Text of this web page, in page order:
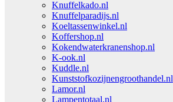
Knuffelkado.nl
Knuffelparadijs.nl
Koeltassenwinkel.nl
Koffershop.nl
Kokendwaterkranenshop.nl
K-ook.nl
Kuddle.nl
Kunststofkozijnengroothandel.nl
Lamor.nl
Lampentotaal.nl